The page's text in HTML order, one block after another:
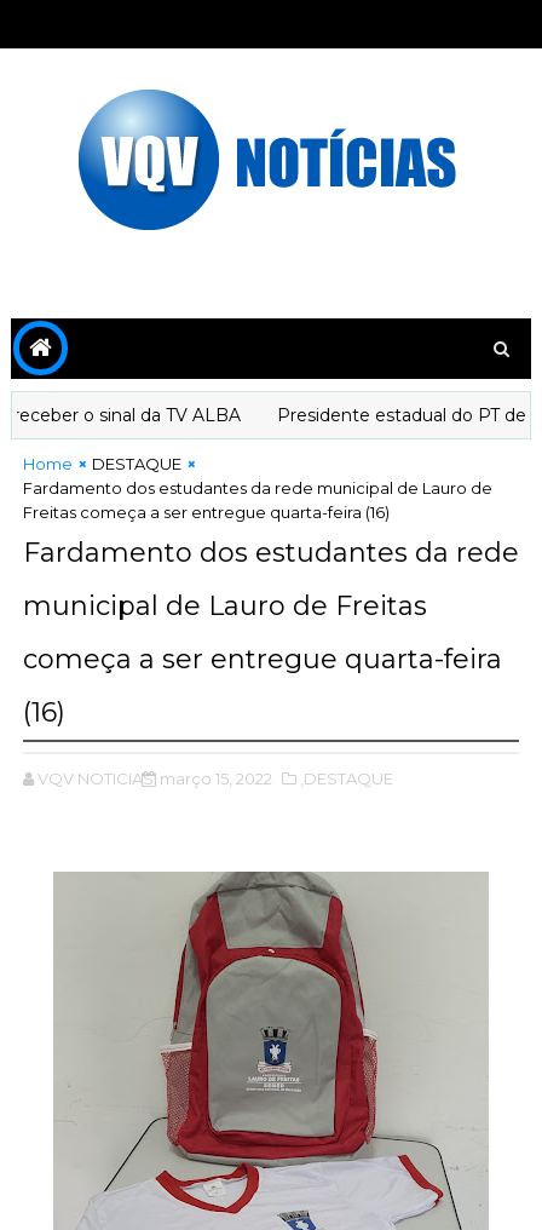
o sinal da TV ALBA Presidente estadual do PT
Home
DESTAQUE
Fardamento dos estudantes da rede municipal de Lauro de
Freitas começa a ser entregue quarta-feira (16)
Fardamento dos estudantes da rede
municipal de Lauro de Freitas
começa a ser entregue quarta-feira
(16)
VQV NOTICIAS março 15, 2022 ,DESTAQUE